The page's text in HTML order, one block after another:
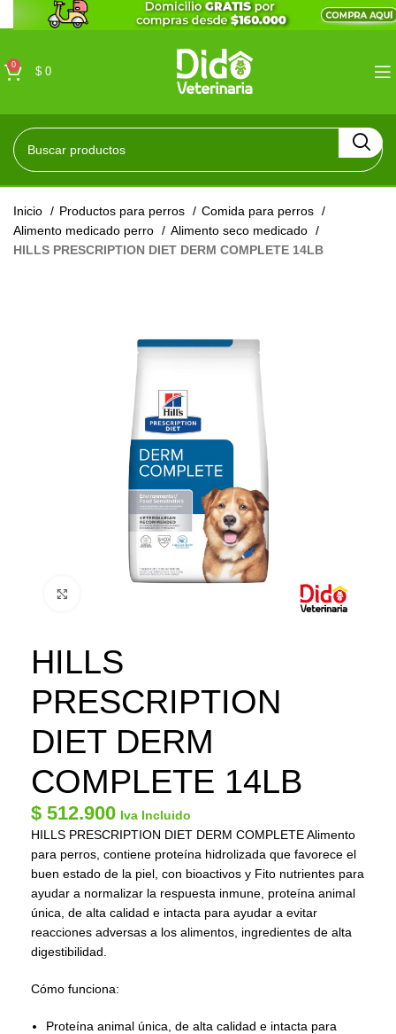
0
$ 0
Inicio Productos para perros
Comida para perros
Alimento medicado perro
Alimento seco medicado
HILLS PRESCRIPTION DIET DERM COMPLETE 14LB
HILLS
PRESCRIPTION
DIET DERM
COMPLETE 14LB
$ 512.900 Iva Incluido
HILLS PRESCRIPTION DIET DERM COMPLETE Alimento
para perros, contiene proteína hidrolizada que favorece el
buen estado de la piel, con bioactivos y Fito nutrientes para
ayudar a normalizar la respuesta inmune, proteína animal
única, de alta calidad e intacta para ayudar a evitar
reacciones adversas a los alimentos, ingredientes de alta
digestibilidad.
Cómo funciona:
Proteína animal única, de alta calidad e intacta para